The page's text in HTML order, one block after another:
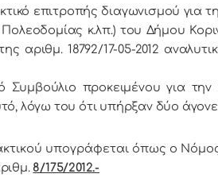
επιτροπής διαγωνισμού για
κ.λπ.) του Δήμου
αριθμ. 18792/17-05-2012
προκειμένου για
λόγω του ότι υπήρξαν δύο
υπoγράφεται όπως o Νόμoς
8/175/2012.-